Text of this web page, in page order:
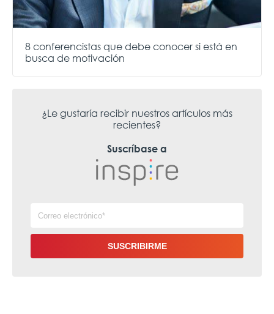
8 conferencistas que debe conocer si está en
busca de motivación
¿Le gustaría recibir nuestros artículos más
recientes?
Suscríbase a